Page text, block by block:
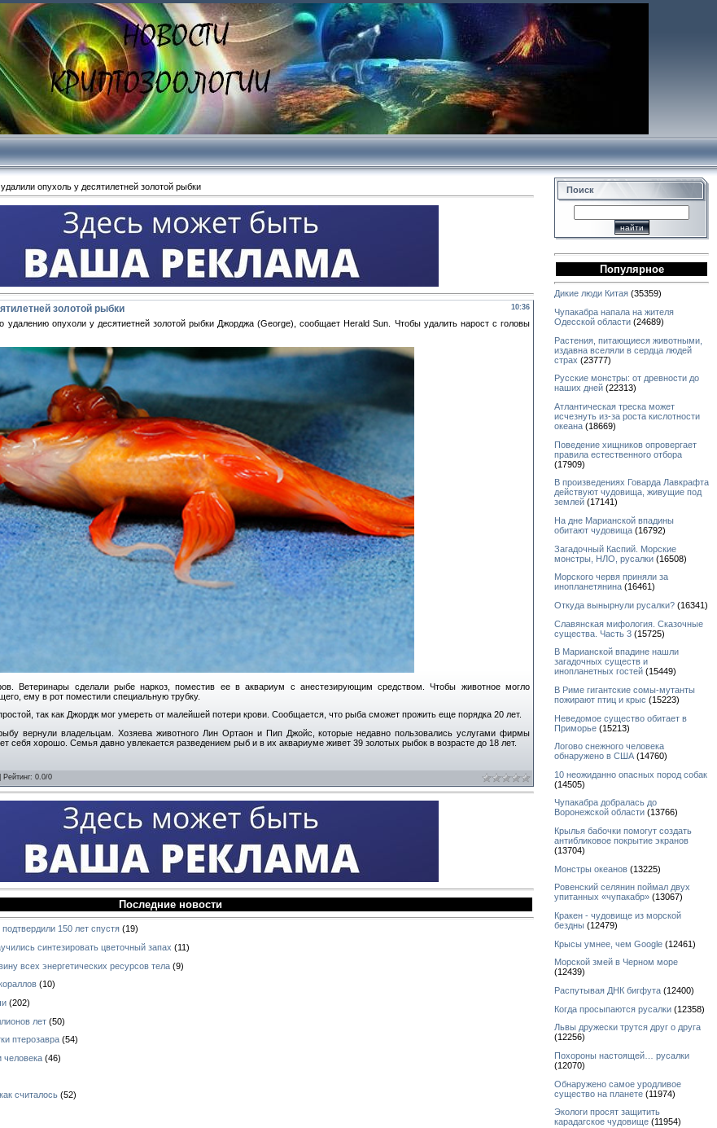
опухоль у десятилетней золотой рыбки
10:36
золотой рыбки
удалению опухоли у десятиетней золотой рыбки Джорджа (George), сообщает Herald Sun. Чтобы удалить нарост с головы
Ветеринары сделали рыбе наркоз, поместив ее в аквариум с анестезирующим средством. Чтобы животное могло
ему в рот поместили специальную трубку.
так как Джордж мог умереть от малейшей потери крови. Сообщается, что рыба сможет прожить еще порядка 20 лет.
вернули владельцам. Хозяева животного Лин Ортаон и Пип Джойс, которые недавно пользовались услугами фирмы
себя хорошо. Семья давно увлекается разведением рыб и в их аквариуме живет 39 золотых рыбок в возрасте до 18 лет.
Рейтинг: 0.0/0
Последние новости
150 лет спустя (19)
синтезировать цветочный запах (11)
всех энергетических ресурсов тела (9)
(10)
(202)
лет (50)
птерозавра (54)
человека (46)
считалось (52)
Поиск
Популярное
Дикие люди Китая (35359)
Чупакабра напала на жителя
Одесской области (24689)
Растения, питающиеся животными,
издавна вселяли в сердца людей
страх (23777)
Русские монстры: от древности до
наших дней (22313)
Атлантическая треска может
исчезнуть из-за роста кислотности
океана (18669)
Поведение хищников опровергает
правила естественного отбора
(17909)
В произведениях Говарда Лавкрафта
действуют чудовища, живущие под
землей (17141)
На дне Марианской впадины
обитают чудовища (16792)
Загадочный Каспий. Морские
монстры, НЛО, русалки (16508)
Морского червя приняли за
инопланетянина (16461)
Откуда вынырнули русалки? (16341)
Славянская мифология. Сказочные
существа. Часть 3 (15725)
В Марианской впадине нашли
загадочных существ и
инопланетных гостей (15449)
В Риме гигантские сомы-мутанты
пожирают птиц и крыс (15223)
Неведомое существо обитает в
Приморье (15213)
Логово снежного человека
обнаружено в США (14760)
10 неожиданно опасных пород собак
(14505)
Чупакабра добралась до
Воронежской области (13766)
Крылья бабочки помогут создать
антибликовое покрытие экранов
(13704)
Монстры океанов (13225)
Ровенский селянин поймал двух
упитанных «чупакабр» (13067)
Кракен - чудовище из морской
бездны (12479)
Крысы умнее, чем Google (12461)
Морской змей в Черном море
(12439)
Распутывая ДНК бигфута (12400)
Когда просыпаются русалки (12358)
Львы дружески трутся друг о друга
(12256)
Похороны настоящей… русалки
(12070)
Обнаружено самое уродливое
существо на планете (11974)
Экологи просят защитить
карадагское чудовище (11954)